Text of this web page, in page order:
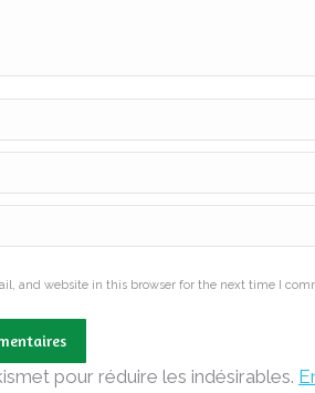
and website in this browser for the next time I
pour réduire les indésirables.